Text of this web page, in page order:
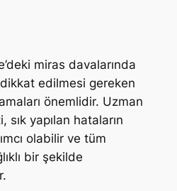
miras davalarında
edilmesi gereken
önemlidir. Uzman
sık yapılan hataların
olabilir ve tüm
bir şekilde